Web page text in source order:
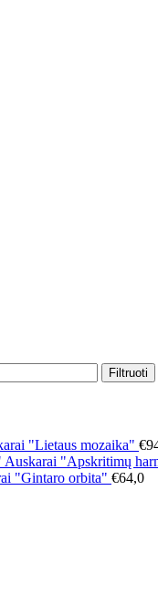
Filtruoti
"Lietaus mozaika" €
Auskarai "Apskritimų
"Gintaro orbita" €64,0